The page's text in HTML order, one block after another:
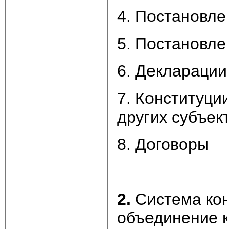
4.
5.
6. Декларации
7.
других
8. Договоры
2. Система
объединение